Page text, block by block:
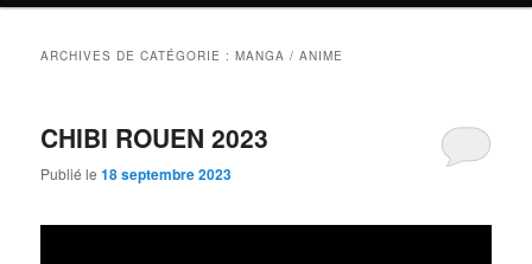
ARCHIVES DE CATÉGORIE :MANGA / ANIME
CHIBI ROUEN 2023
Publié le18 septembre 2023